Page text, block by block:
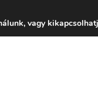
Hétfő-
vagy